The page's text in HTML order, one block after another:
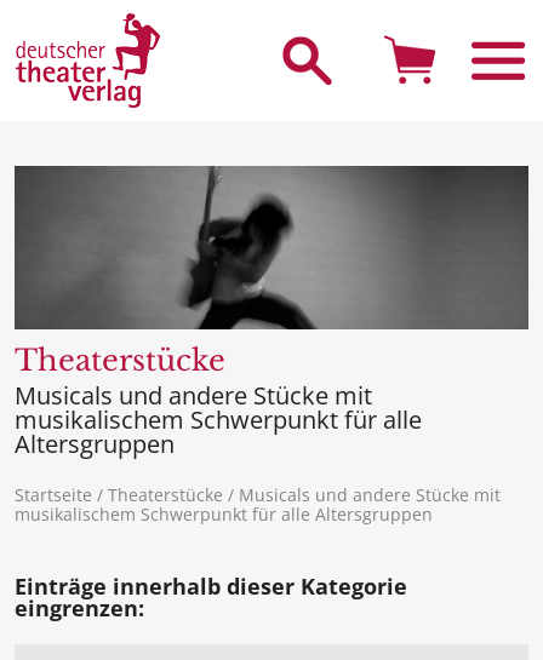
Theaterstücke
Musicals und andere Stücke mit
musikalischem Schwerpunkt für alle
Altersgruppen
Startseite / Theaterstücke / Musicals und andere Stücke mit
musikalischem Schwerpunkt für alle Altersgruppen
Einträge innerhalb dieser Kategorie
eingrenzen: